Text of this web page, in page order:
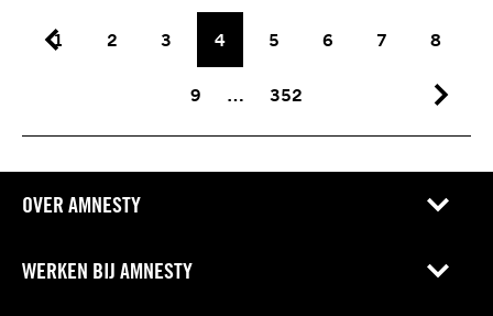
1 2 3 4 5 6 7 8
9 … 352
OVER AMNESTY
WERKEN BIJ AMNESTY